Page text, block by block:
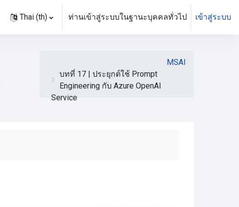
Thai ‎(th)‎ ท่านเข้าสู่ระบบในฐานะบุคคลทั่วไป เข้าสู่ระบบ
MSAI
บทที่ 17 | ประยุกต์ใช้ Prompt
Engineering กับ Azure OpenAI
Service